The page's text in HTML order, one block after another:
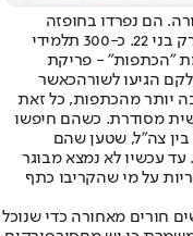
הם נפרדו בחופזה
מהגמרא והסטנדר והתייצבו למשימה כשהם רק בני 22. כ-300 תלמידי
"הכתפות" - פריקת
הגיעו לשורהכאשר
יותר מהכתפות, כל זאת
מסודרת. כשהם חיפשו
בין צה"ל, שטען שהם
עכשיו לא נמצא מבוגר
על מי שהקריבו כתף
חורים מאחורה כדי שנוכל